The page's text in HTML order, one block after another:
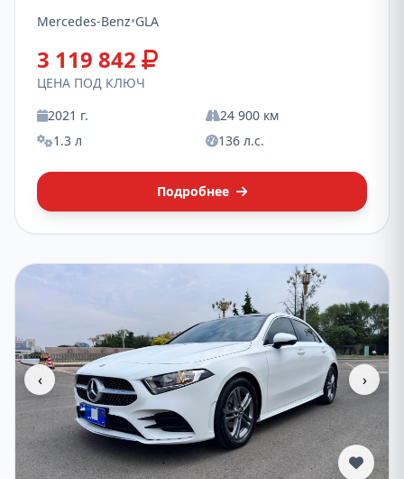
Mercedes-Benz•GLA
3 119 842
ЦЕНА ПОД КЛЮЧ
2021 г.
24 900 км
1.3 л
136 л.с.
Подробнее
‹ ›